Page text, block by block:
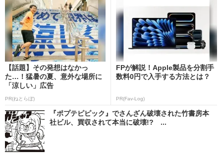
【話題】その発想はなかっ
た…！猛暑の夏、意外な場所に
「涼しい」広告
PR(ねとらぼ)
FPが解説！Apple製品を分割手
数料0円で入手する方法とは？
PR(Fav-Log)
『ポプテピピック』でさんざん破壊された竹書房本
社ビル、買収されて本当に破壊!? ...